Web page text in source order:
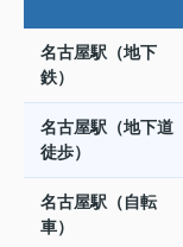
名古屋駅（地下
鉄）
名古屋駅（地下道
徒歩）
名古屋駅（自転
車）